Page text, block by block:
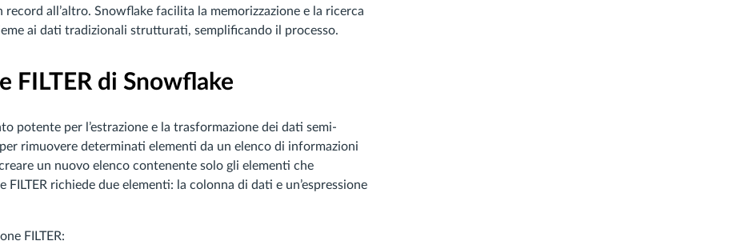
all’altro. Snowflake facilita la memorizzazione e la ricerca
ai dati tradizionali strutturati, semplificando il processo.
FILTER di Snowflake
potente per l’estrazione e la trasformazione dei dati semi-
rimuovere determinati elementi da un elenco di informazioni
un nuovo elenco contenente solo gli elementi che
richiede due elementi: la colonna di dati e un’espressione
FILTER: